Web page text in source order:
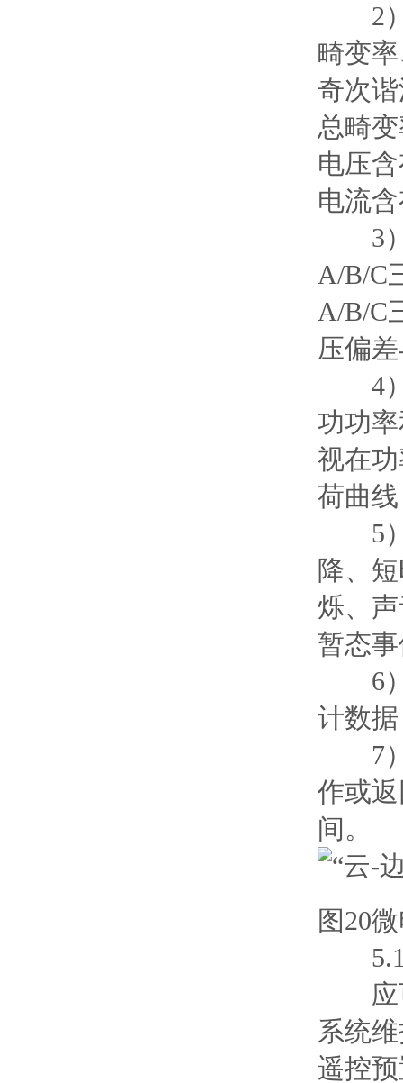
2）
畸变
奇次
总畸
电压
电流
3）
A/B/C
A/B/C
压偏
4）
功功
视在
荷曲
5）
降、
烁、
暂态
6）
计数
7）
作或
间。
图20
应可
系统
遥控